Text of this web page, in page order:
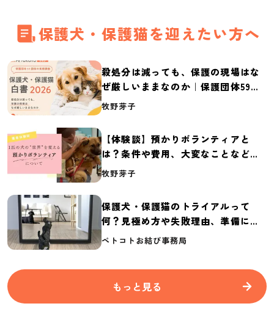
保護犬・保護猫を迎えたい方へ
殺処分は減っても、保護の現場はな
ぜ厳しいままなのか｜保護団体59団
体の実態調査【保護犬・保護猫白書
牧野芽子
【体験談】預かりボランティアと
は？条件や費用、大変なことなど紹
介
牧野芽子
保護犬・保護猫のトライアルって
何？見極め方や失敗理由、準備に必
要なものを紹介
ペトコトお結び事務局
もっと見る